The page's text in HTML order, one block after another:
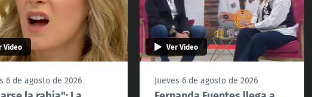
Video
6 de agosto de 2026
Ver Video
Jueves 6 de agosto de 2026